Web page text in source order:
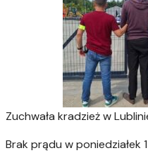
Zuchwała kradzież w
Brak prądu w poniedziałek